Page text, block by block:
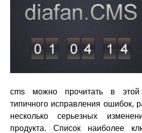
cms можно прочитать в
типичного исправления ошибок,
несколько серьезных
продукта. Список наиболее